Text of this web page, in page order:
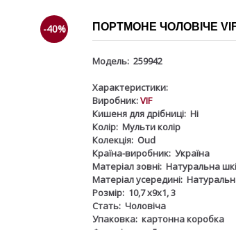
-40% ПОРТМОНЕ ЧОЛОВІЧЕ
Модель: 259942
Характеристики:
Виробник:VIF
Кишеня для дрібниці: Ні
Колір: Мульти колір
Колекція: Oud
Країна-виробник: Україна
Матеріал зовні: Натуральна
Матеріал усередині:
Розмір: 10,7 х9х1, 3
Стать: Чоловіча
Упаковка: картонна коробка